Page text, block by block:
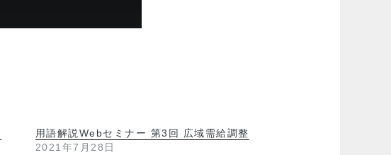
用語解説Webセミナー 第3回 広域需給調整
2021年7月28日